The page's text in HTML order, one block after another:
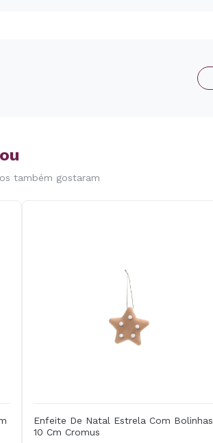
também gostaram
Enfeite De Natal Estrela Com Bolinhas
10 Cm Cromus